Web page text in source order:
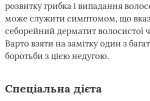
розвитку грибка і випадання
може служити симптомом, що
себорейний дерматит волосистої
Варто взяти на замітку один з
боротьби з цією недугою.
Спеціальна дієта